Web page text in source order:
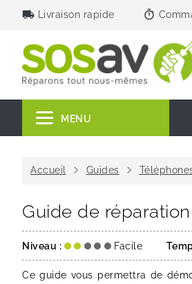
local_shipping Livraison rapide timer
MENU
Accueil chevron_right Guides chevron_right
Guide de
Niveau : Facile
Ce guide vous permettra de